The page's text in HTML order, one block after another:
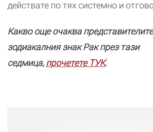
действате по тях системно и
Какво още очаква
зодиакалния знак Рак през тази
седмица,прочетете ТУК.